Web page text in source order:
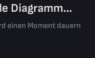
Diagramm...
einen Moment dauern